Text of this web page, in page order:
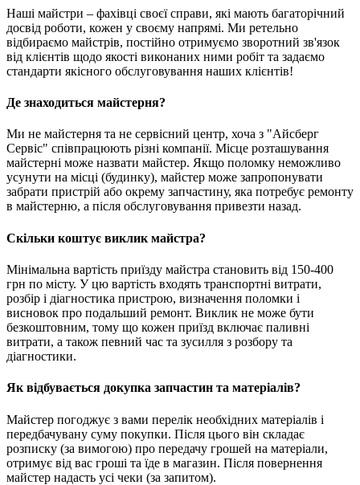
Наші майстри – фахівці своєї справи, які мають багаторічний
досвід роботи, кожен у своєму напрямі. Ми ретельно
відбираємо майстрів, постійно отримуємо зворотний зв'язок
від клієнтів щодо якості виконаних ними робіт та задаємо
стандарти якісного обслуговування наших клієнтів!
Де знаходиться майстерня?
Ми не майстерня та не сервісний центр, хоча з "Айсберг
Сервіс" співпрацюють різні компанії. Місце розташування
майстерні може назвати майстер. Якщо поломку неможливо
усунути на місці (будинку), майстер може запропонувати
забрати пристрій або окрему запчастину, яка потребує ремонту
в майстерню, а після обслуговування привезти назад.
Скільки коштує виклик майстра?
Мінімальна вартість приїзду майстра становить від 150-400
грн по місту. У цю вартість входять транспортні витрати,
розбір і діагностика пристрою, визначення поломки і
висновок про подальший ремонт. Виклик не може бути
безкоштовним, тому що кожен приїзд включає паливні
витрати, а також певний час та зусилля з розбору та
діагностики.
Як відбувається докупка запчастин та матеріалів?
Майстер погоджує з вами перелік необхідних матеріалів і
передбачувану суму покупки. Після цього він складає
розписку (за вимогою) про передачу грошей на матеріали,
отримує від вас гроші та їде в магазин. Після повернення
майстер надасть усі чеки (за запитом).